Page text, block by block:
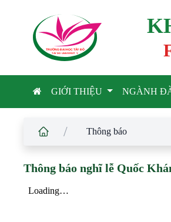
TRƯỜNG ĐẠI HỌC TÂY ĐÔ
TAY DO UNIVERSIT Y
GIỚI THIỆU NGÀNH
/ Thông báo
Thông báo nghĩ lễ Quốc